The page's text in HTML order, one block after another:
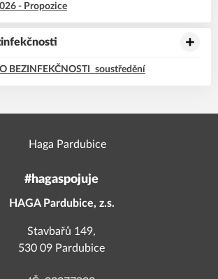
- Propozice
BEZINFEKČNOSTI_soustředění
#hagaspojuje
HAGA Pardubice, z.s.
Stavbařů 149,
530 09 Pardubice